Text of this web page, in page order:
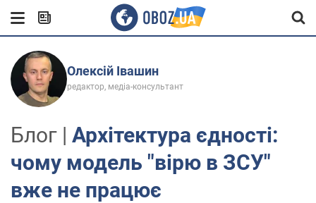
Олексій Івашин
редактор, медіа-консультант
Блог | Архітектура єдності:
чому модель "вірю в ЗСУ"
вже не працює